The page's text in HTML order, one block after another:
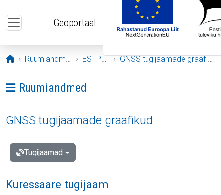
Geoportaal
Avaleht
Ruumiandmed ESTPOS GNSS tugijaamade graafikud
Ava menüü: Ruumiandmed
Ruumiandmed
GNSS tugijaamade graafikud
Tugijaamad
Kuressaare tugijaam